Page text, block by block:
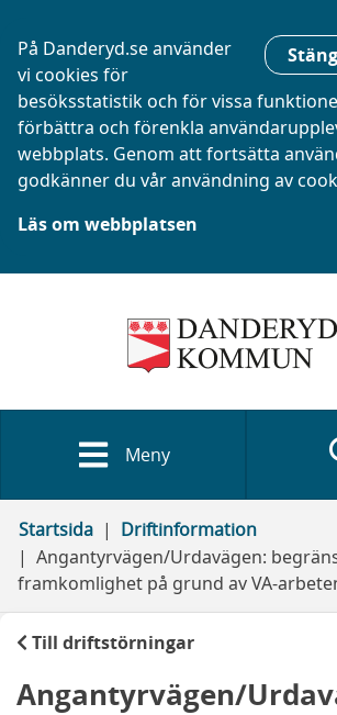
På Danderyd.se använder
vi cookies för
besöksstatistik och för vissa
förbättra och förenkla
webbplats. Genom att fortsätta
godkänner du vår användning av
Läs om webbplatsen
Meny
Startsida
Driftinformation
Angantyrvägen/Urdavägen:
framkomlighet på grund av VA-
Till driftstörningar
Angantyrvägen/